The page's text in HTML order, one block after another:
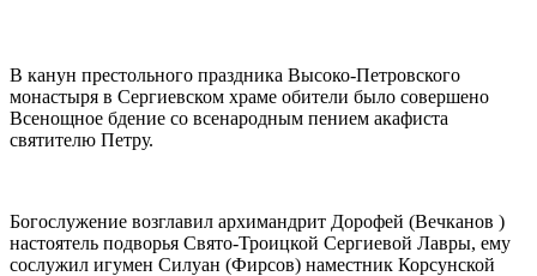
В канун престольного праздника Высоко-Петровского
монастыря в Сергиевском храме обители было совершено
Всенощное бдение со всенародным пением акафиста
святителю Петру.
Богослужение возглавил архимандрит Дорофей (Вечканов )
настоятель подворья Свято-Троицкой Сергиевой Лавры, ему
сослужил игумен Силуан (Фирсов) наместник Корсунской